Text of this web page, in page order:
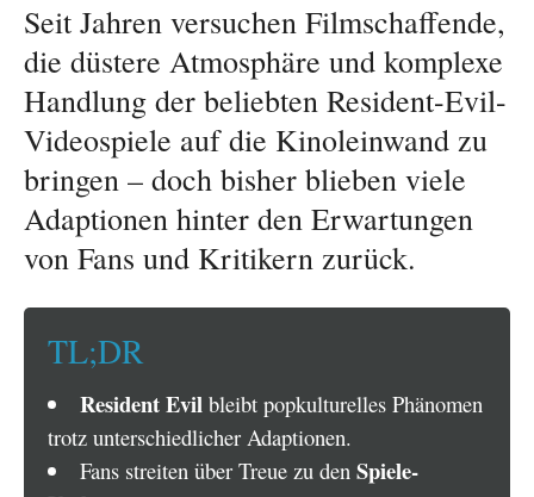
Seit Jahren versuchen Filmschaffende,
die düstere Atmosphäre und komplexe
Handlung der beliebten Resident-Evil-
Videospiele auf die Kinoleinwand zu
bringen – doch bisher blieben viele
Adaptionen hinter den Erwartungen
von Fans und Kritikern zurück.
TL;DR
Resident Evil bleibt popkulturelles Phänomen
trotz unterschiedlicher Adaptionen.
Fans streiten über Treue zu den Spiele-